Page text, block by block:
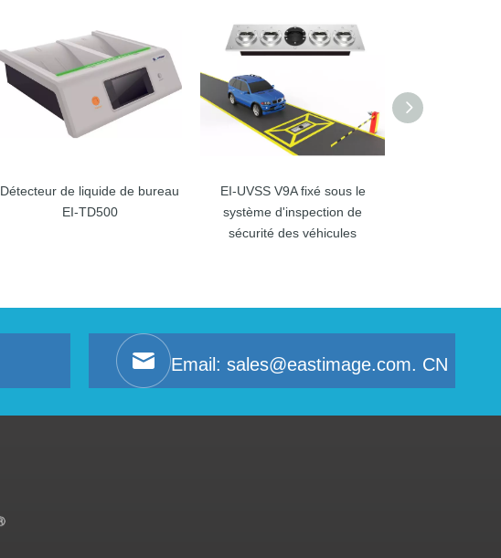
Détecteur de liquide de bureau
EI-TD500
EI-UVSS V9A fixé sous le
système d'inspection de
sécurité des véhicules
Email: sales@eastimage.com. CN